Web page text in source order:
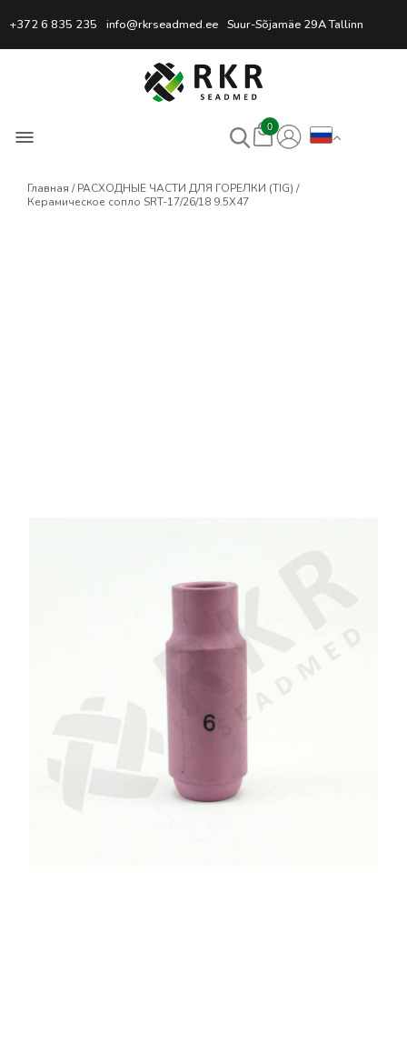
Профессиональный
+372 6 835 235 info@rkrseadmed.ee Suur-Sõjamäe 29A Tallinn
0
Главная
РАСХОДНЫЕ ЧАСТИ ДЛЯ ГОРЕЛКИ (TIG)
Керамическое сопло SRT-17/26/18 9.5X47